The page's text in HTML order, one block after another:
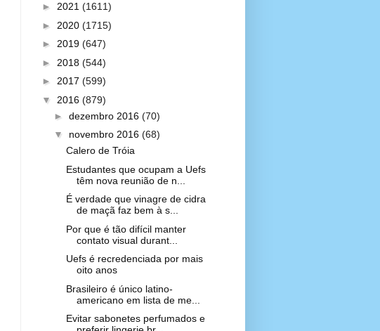
► 2021 (1611)
► 2020 (1715)
► 2019 (647)
► 2018 (544)
► 2017 (599)
▼ 2016 (879)
► dezembro 2016 (70)
▼ novembro 2016 (68)
Calero de Tróia
Estudantes que ocupam a Uefs
têm nova reunião de n...
É verdade que vinagre de cidra
de maçã faz bem à s...
Por que é tão difícil manter
contato visual durant...
Uefs é recredenciada por mais
oito anos
Brasileiro é único latino-
americano em lista de me...
Evitar sabonetes perfumados e